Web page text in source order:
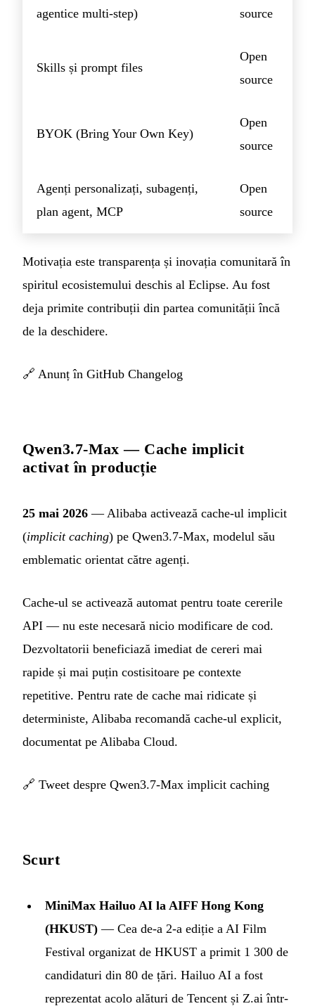
agentice multi-step)
source
Skills și prompt files
Open
source
BYOK (Bring Your Own Key)
Open
source
Agenți personalizați, subagenți,
plan agent, MCP
Open
source
Motivația este transparența și inovația comunitară în
spiritul ecosistemului deschis al Eclipse. Au fost
deja primite contribuții din partea comunității încă
de la deschidere.
🔗 Anunț în GitHub Changelog
Qwen3.7-Max — Cache implicit
activat în producție
25 mai 2026 — Alibaba activează cache-ul implicit
(implicit caching) pe Qwen3.7-Max, modelul său
emblematic orientat către agenți.
Cache-ul se activează automat pentru toate cererile
API — nu este necesară nicio modificare de cod.
Dezvoltatorii beneficiază imediat de cereri mai
rapide și mai puțin costisitoare pe contexte
repetitive. Pentru rate de cache mai ridicate și
deterministe, Alibaba recomandă cache-ul explicit,
documentat pe Alibaba Cloud.
🔗 Tweet despre Qwen3.7-Max implicit caching
Scurt
MiniMax Hailuo AI la AIFF Hong Kong
(HKUST) — Cea de-a 2-a ediție a AI Film
Festival organizat de HKUST a primit 1 300 de
candidaturi din 80 de țări. Hailuo AI a fost
reprezentat acolo alături de Tencent și Z.ai într-